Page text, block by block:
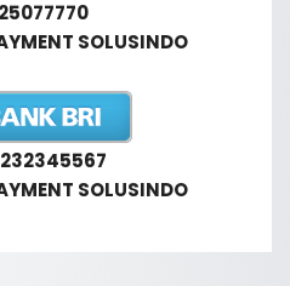
SOLUSINDO
SOLUSINDO